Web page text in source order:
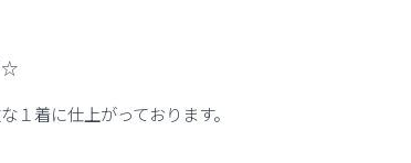
☆
１着に仕上がっております。